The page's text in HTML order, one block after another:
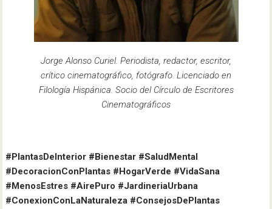
Jorge Alonso Curiel. Periodista, redactor, escritor,
crítico cinematográfico, fotógrafo. Licenciado en
Filología Hispánica. Socio del Círculo de Escritores
Cinematográficos
#PlantasDeInterior #Bienestar #SaludMental
#DecoracionConPlantas #HogarVerde #VidaSana
#MenosEstres #AirePuro #JardineriaUrbana
#ConexionConLaNaturaleza #ConsejosDePlantas